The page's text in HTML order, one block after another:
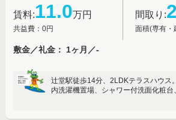
賃料:11.0万円
共益費：0円
間取り:
面積(専有・
敷金／礼金： 1ヶ月／-
辻堂駅徒歩14分、2LDKテラスハウス
内洗濯機置場、シャワー付洗面化粧台